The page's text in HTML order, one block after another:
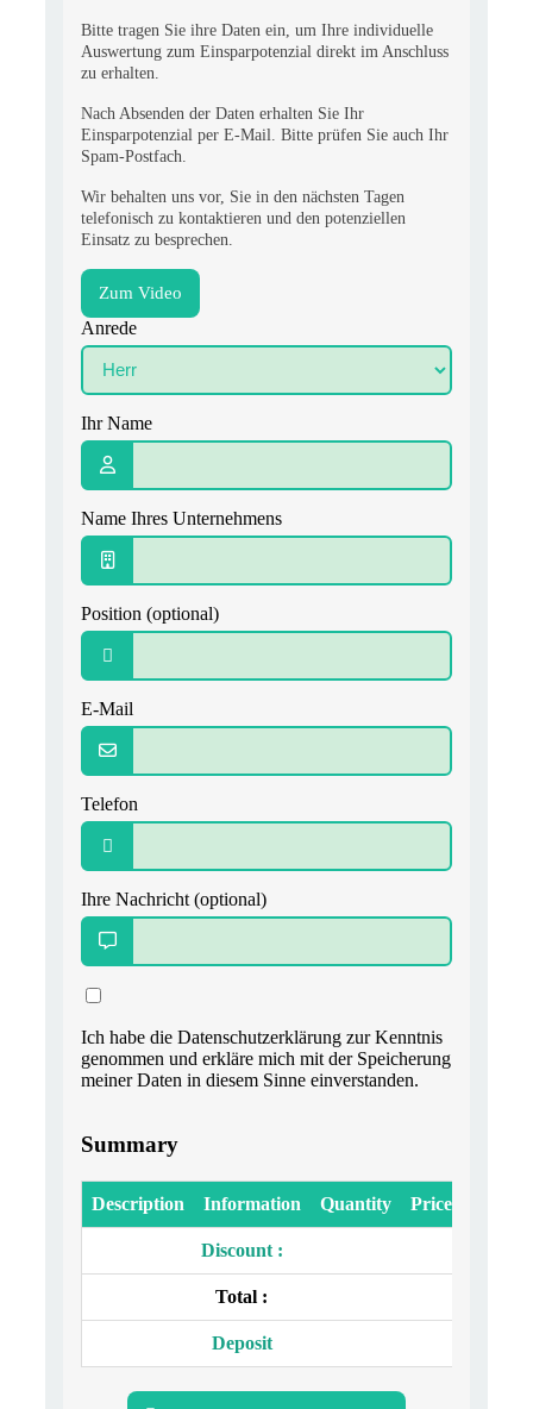
Bitte tragen Sie ihre Daten ein, um Ihre individuelle
Auswertung zum Einsparpotenzial direkt im Anschluss
zu erhalten.
Nach Absenden der Daten erhalten Sie Ihr
Einsparpotenzial per E-Mail. Bitte prüfen Sie auch Ihr
Spam-Postfach.
Wir behalten uns vor, Sie in den nächsten Tagen
telefonisch zu kontaktieren und den potenziellen
Einsatz zu besprechen.
Zum Video
Anrede
Ihr Name
Name Ihres Unternehmens
Position (optional)
E-Mail
Telefon
Ihre Nachricht (optional)
Ich habe die Datenschutzerklärung zur Kenntnis
genommen und erkläre mich mit der Speicherung
meiner Daten in diesem Sinne einverstanden.
Summary
Description Information Quantity Price
Discount :
Total :
Deposit